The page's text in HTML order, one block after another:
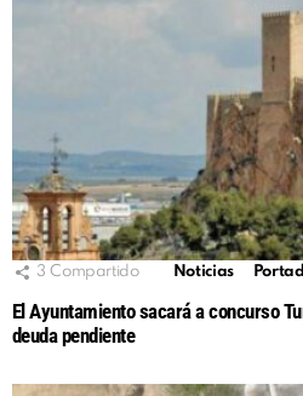
3 Compartido Noticias
El Ayuntamiento sacará a concurso
deuda pendiente